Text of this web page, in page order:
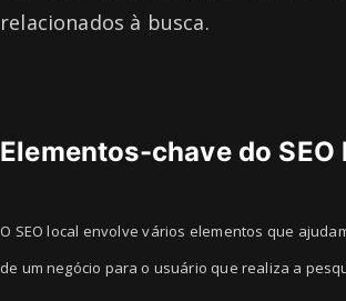
relacionados à busca.
Elementos-chave do SEO
O SEO local envolve vários elementos que
de um negócio para o usuário que realiza a